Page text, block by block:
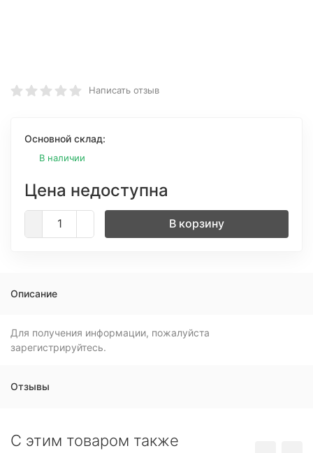
Написать отзыв
Основной склад:
В наличии
Цена недоступна
В корзину
Описание
Для получения информации, пожалуйста
зарегистрируйтесь.
Отзывы
C этим товаром также